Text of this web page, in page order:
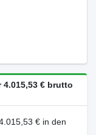
€ brutto
€ in den